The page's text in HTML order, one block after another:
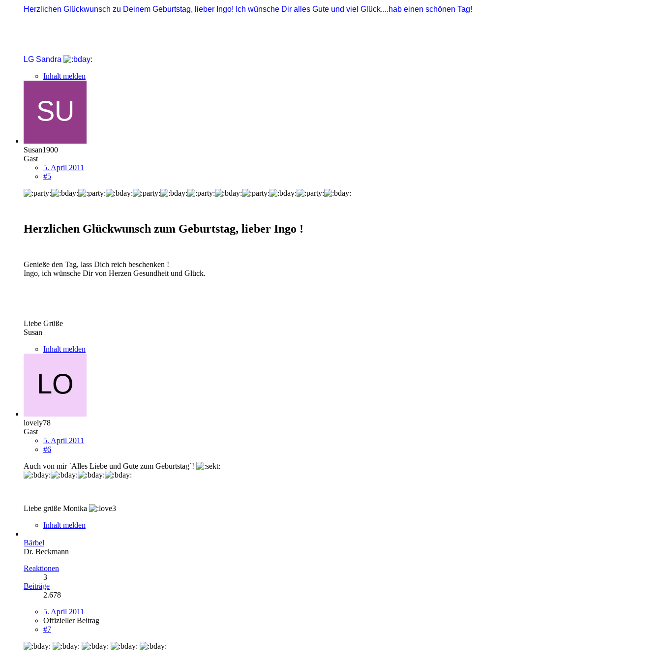
Herzlichen Glückwunsch zu Deinem Geburtstag, lieber Ingo! Ich wünsche Dir alles Gute und viel Glück....hab einen schönen Tag!
LG Sandra
Inhalt melden
Susan1900
Gast
5. April 2011
#5
Herzlichen Glückwunsch zum Geburtstag, lieber Ingo !
Genieße den Tag, lass Dich reich beschenken !
Ingo, ich wünsche Dir von Herzen Gesundheit und Glück.
Liebe Grüße
Susan
Inhalt melden
lovely78
Gast
5. April 2011
#6
Auch von mir `Alles Liebe und Gute zum Geburtstag`!
Liebe grüße Monika
Inhalt melden
Bärbel
Dr. Beckmann
Reaktionen
3
Beiträge
2.678
5. April 2011
Offizieller Beitrag
#7